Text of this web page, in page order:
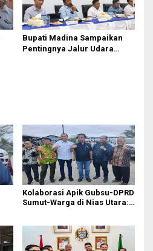
Bupati Madina Sampaikan
Pentingnya Jalur Udara
Kolaborasi Apik Gubsu-DPRD
Sumut-Warga di Nias Utara: